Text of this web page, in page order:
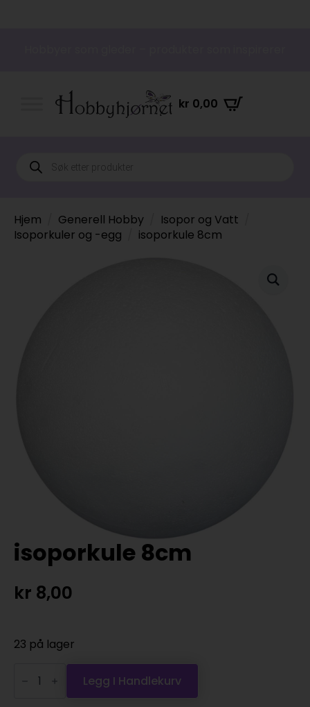
kr 0,00
Products
search
Hjem Generell Hobby
Isopor og Vatt
Isoporkuler og -egg
isoporkule 8cm
isoporkule 8cm
kr 8,00
23 på lager
isoporkule
antall
Legg I Handlekurv